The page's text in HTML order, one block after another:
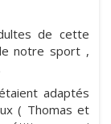
de cette
notre sport ,
adaptés
( Thomas et